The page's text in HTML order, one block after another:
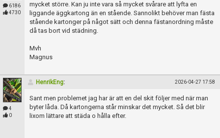
6186
4730
mycket större. Kan ju inte vara så mycket svårare att lyfta en
liggande äggkartong än en stående. Sannolikt behöver man fästa
stående kartonger på något sätt och denna fästanordning måste
då tas bort vid städning.
Mvh
Magnus
4
0
HenrikEng: 2026-04-27 17:58
Sant men problemet jag har är att en del skit följer med när man
byter låda. Då kartongerna står minskar det mycket. Så det blir
lixom lättare att städa o hålla efter.